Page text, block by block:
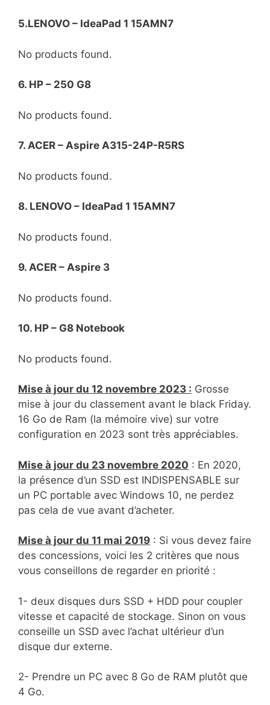
5.LENOVO – IdeaPad 1 15AMN7
No products found.
6. HP – 250 G8
No products found.
7. ACER – Aspire A315-24P-R5RS
No products found.
8. LENOVO – IdeaPad 1 15AMN7
No products found.
9. ACER – Aspire 3
No products found.
10. HP – G8 Notebook
No products found.
Mise à jour du 12 novembre 2023 : Grosse
mise à jour du classement avant le black Friday.
16 Go de Ram (la mémoire vive) sur votre
configuration en 2023 sont très appréciables.
Mise à jour du 23 novembre 2020 : En 2020,
la présence d’un SSD est INDISPENSABLE sur
un PC portable avec Windows 10, ne perdez
pas cela de vue avant d’acheter.
Mise à jour du 11 mai 2019 : Si vous devez faire
des concessions, voici les 2 critères que nous
vous conseillons de regarder en priorité :
1- deux disques durs SSD + HDD pour coupler
vitesse et capacité de stockage. Sinon on vous
conseille un SSD avec l’achat ultérieur d’un
disque dur externe.
2- Prendre un PC avec 8 Go de RAM plutôt que
4 Go.